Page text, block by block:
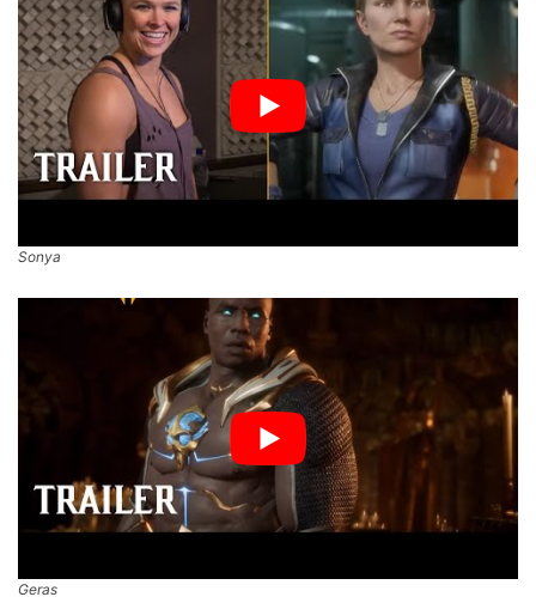
Sonya
Geras